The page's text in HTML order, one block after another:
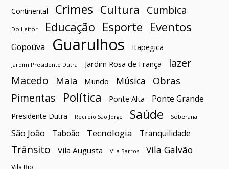
Continental Crimes Cultura Cumbica
Do Leitor Educação Esporte Eventos
Gopoúva Guarulhos Itapegica
Jardim Presidente Dutra Jardim Rosa de França
lazer
Macedo
Maia Mundo Música Obras
Pimentas Política Ponte Alta Ponte Grande
Presidente Dutra Recreio São Jorge Saúde Soberana
São João Taboão Tecnologia Tranquilidade
Trânsito Vila Augusta Vila Barros Vila Galvão